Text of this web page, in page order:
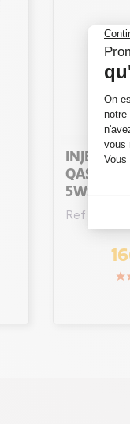
QASHQAI
5WS40536
Ref.